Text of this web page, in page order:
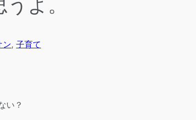
よ。
ン, 子育て
い？